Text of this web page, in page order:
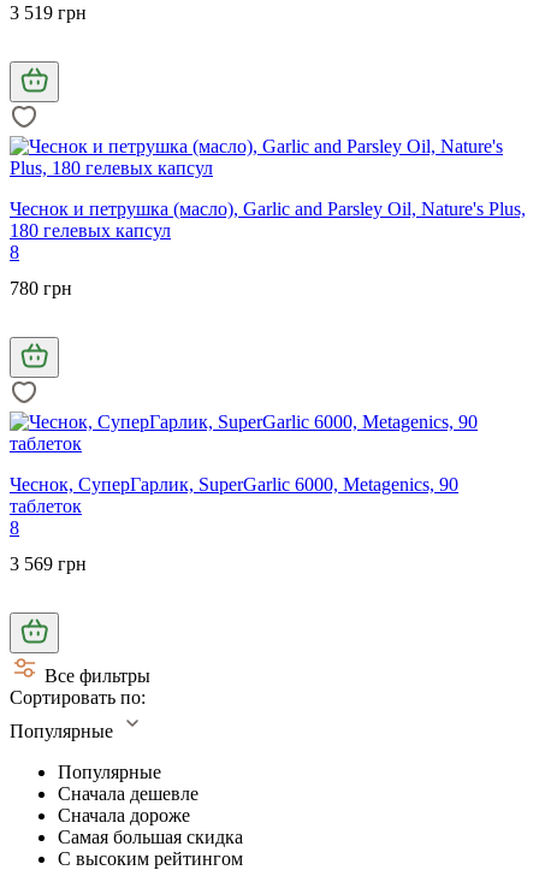
3 519 грн
Чеснок и петрушка (масло), Garlic and Parsley Oil, Nature's Plus,
180 гелевых капсул
8
780 грн
Чеснок, СуперГарлик, SuperGarlic 6000, Metagenics, 90
таблеток
8
3 569 грн
Все фильтры
Сортировать по:
Популярные
Популярные
Сначала дешевле
Сначала дороже
Самая большая скидка
С высоким рейтингом